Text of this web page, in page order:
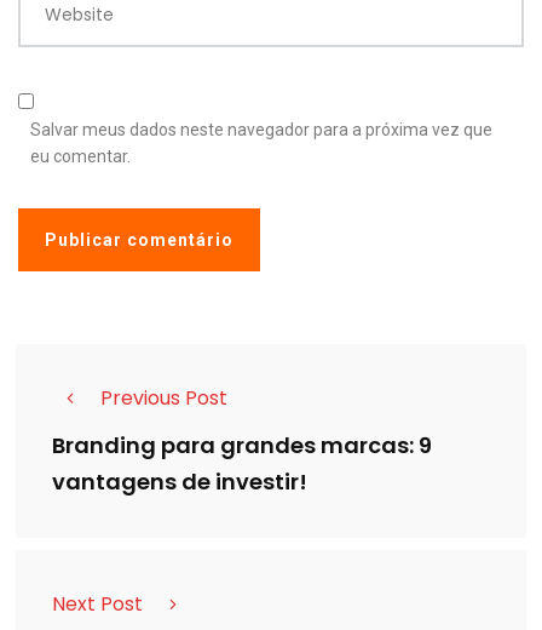
Website
Salvar meus dados neste navegador para a próxima vez que
eu comentar.
Previous Post
Branding para grandes marcas: 9
vantagens de investir!
Next Post